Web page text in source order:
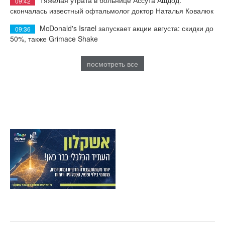
скончалась известный офтальмолог доктор Наталья Ковалюк
09:36
McDonald's Israel запускает акции августа: скидки до
50%, также Grimace Shake
посмотреть все